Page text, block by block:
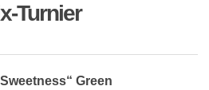
Turnier
Green